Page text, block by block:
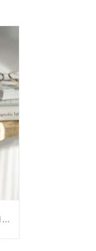
SCHLAFZIMMER MAKEOVER – INSPIRATION FÜR DEIN SCHLAFZIMMER: AUS ALT MACH NEU – HELL, GEMÜTLICH UND EINLADEND